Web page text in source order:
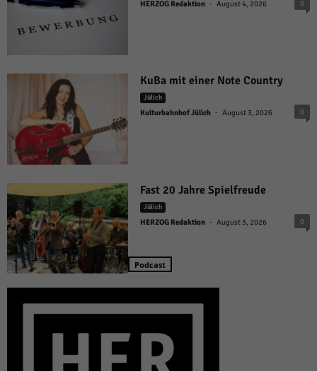
HERZOG Redaktion - August 4, 2026 0
KuBa mit einer Note Country
Jülich
Kulturbahnhof Jülich - August 3, 2026 0
Fast 20 Jahre Spielfreude
Jülich
HERZOG Redaktion - August 3, 2026 0
Podcast